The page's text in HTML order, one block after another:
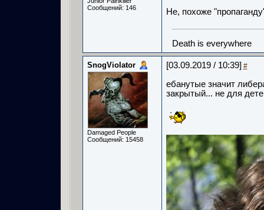
Сообщений: 146
Не, похоже
Death is everywhere
SnogViolator
Damaged People
Сообщений: 15458
[03.09.2019 / 10:39] #
ебанутые значит
закрытый... не для